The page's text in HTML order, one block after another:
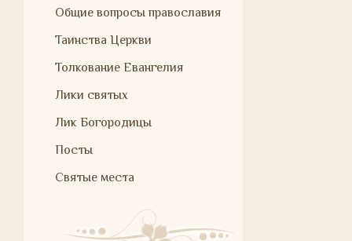
Общие вопросы православия
Таинства Церкви
Толкование Евангелия
Лики святых
Лик Богородицы
Посты
Святые места